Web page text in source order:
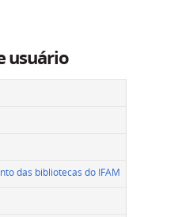
usuário
das bibliotecas do IFAM